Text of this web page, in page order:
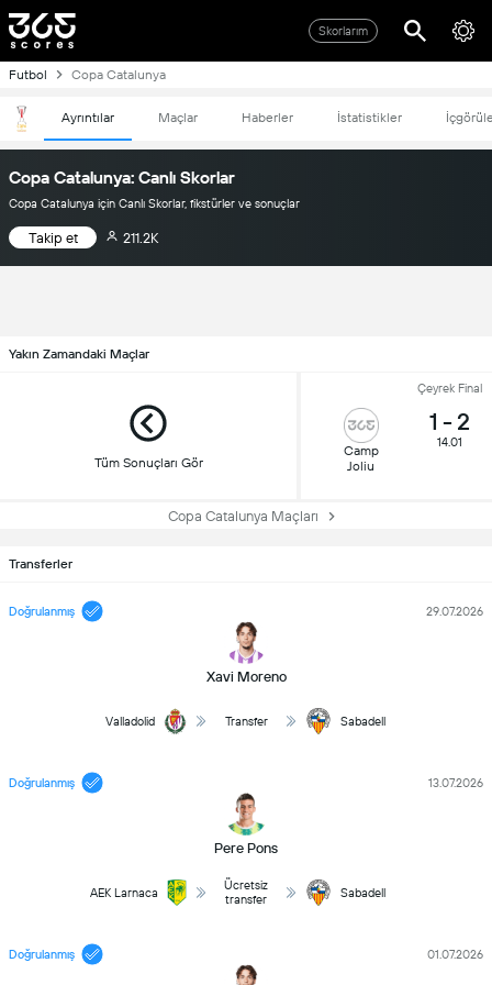
Skorlarım
Futbol Copa Catalunya
Ayrıntılar Maçlar Haberler İstatistikler
Copa Catalunya: Canlı Skorlar
Copa Catalunya için Canlı Skorlar, fikstürler ve sonuçlar
Takip et 211.2K
Yakın Zamandaki Maçlar
Tüm Sonuçları Gör
Çeyrek Final
Camp
Joliu
1 - 2
14.01
Copa Catalunya Maçları
Transferler
Doğrulanmış
Xavi Moreno
29.07.2026
Valladolid Transfer Sabadell
Doğrulanmış
Pere Pons
13.07.2026
AEK Larnaca
Ücretsiz
transfer
Sabadell
Doğrulanmış 01.07.2026